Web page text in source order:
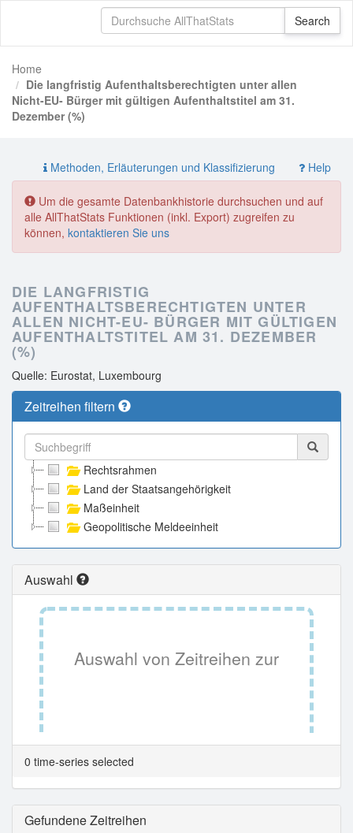
Home
Die langfristig Aufenthaltsberechtigten unter allen
Nicht-EU- Bürger mit gültigen Aufenthaltstitel am 31.
Dezember (%)
Methoden, Erläuterungen und Klassifizierung Help
Um die gesamte Datenbankhistorie durchsuchen und auf
alle AllThatStats Funktionen (inkl. Export) zugreifen zu
können, kontaktieren Sie uns
DIE LANGFRISTIG
AUFENTHALTSBERECHTIGTEN UNTER
ALLEN NICHT-EU- BÜRGER MIT GÜLTIGEN
AUFENTHALTSTITEL AM 31. DEZEMBER
(%)
Quelle: Eurostat, Luxembourg
Zeitreihen filtern
Rechtsrahmen
Land der Staatsangehörigkeit
Maßeinheit
Geopolitische Meldeeinheit
Auswahl
Auswahl von Zeitreihen zur
Tabellenansicht.
0 time-series selected
Gefundene Zeitreihen